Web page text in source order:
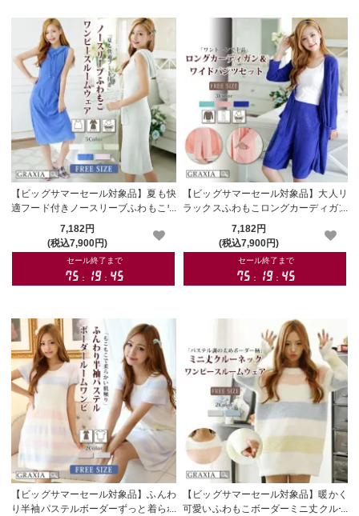
【ビッグサマーセール対象品】夏も快
適フード付きノースリーブふわもこワ
ンピースルームウェア(ROOMWEAR)
【メーカーお取り寄せ品】
7,182円
(税込7,900円)
【ビッグサマーセール対象品】大人リ
ラックスふわもこロングカーディガン
＆リラックスワイドパンツセット(RO
OMWEAR)【メーカーお取り寄せ品】
7,182円
(税込7,900円)
【ビッグサマーセール対象品】ふんわ
り半袖パステルボーダーずっと着られ
【ビッグサマーセール対象品】暖かく
可愛いふわもこボーダーミニ丈クルー